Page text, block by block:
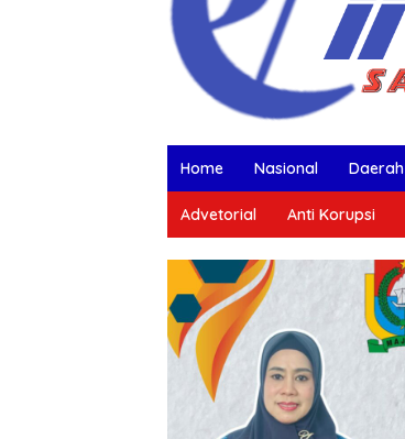
Home Nasional Daerah
Advetorial Anti Korupsi